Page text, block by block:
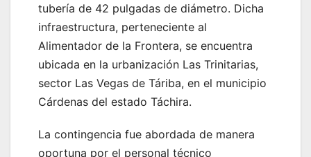
tubería de 42 pulgadas de diámetro. Dicha
infraestructura, perteneciente al
Alimentador de la Frontera, se encuentra
ubicada en la urbanización Las Trinitarias,
sector Las Vegas de Táriba, en el municipio
Cárdenas del estado Táchira.
La contingencia fue abordada de manera
oportuna por el personal técnico